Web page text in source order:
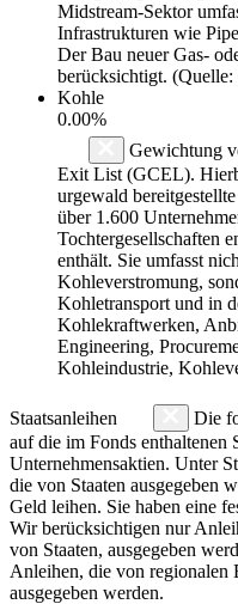
Midstream-Sektor
Infrastrukturen wie
Der Bau neuer Gas-
berücksichtigt.
Kohle
0.00%
Gewichtung
Exit List (GCEL).
urgewald
über 1.600
Tochtergesellschaften
enthält. Sie umfasst
Kohleverstromung,
Kohletransport und in
Kohlekraftwerken,
Engineering,
Kohleindustrie,
Staatsanleihen
Die
auf die im Fonds enthaltenen
Unternehmensaktien. Unter
die von Staaten ausgegeben
Geld leihen. Sie haben eine
Wir berücksichtigen nur
von Staaten, ausgegeben
Anleihen, die von regionalen
ausgegeben werden.